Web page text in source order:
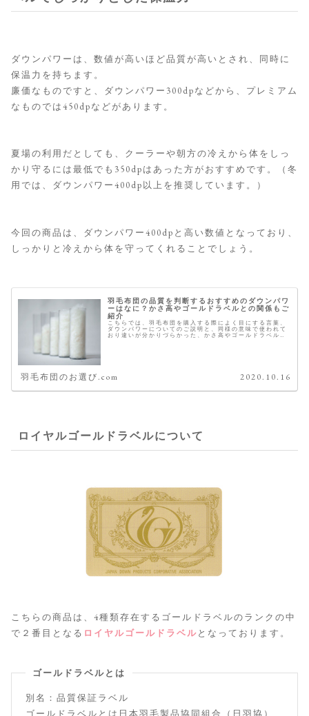
ダウンパワーは、数値が高いほど品質が高いとされ、同時に
保温力を持ちます。
廉価なものですと、ダウンパワー300dpなどから、プレミアム
なものでは450dpなどがあります。
夏場の利用だとしても、クーラーや朝方の冷えから体をしっ
かり守るには最低でも350dpはあった方がおすすめです。（冬
用では、ダウンパワー400dp以上を推奨しています。）
今回の商品は、ダウンパワー400dpと高い数値となっており、
しっかりと冷えから体を守ってくれることでしょう。
羽毛布団の品質を判断するおすすめのダウンパワ
ーはなに？かさ高やゴールドラベルとの関係もご
紹介
こちらでは、羽毛布団を購入する際によく目にする言葉、
ダウンパワーについてのご説明と、同様の意味で使われて
おり違いが分かりづらかった、かさ高やゴールドラベルと
羽毛布団のお選び.com 2020.10.16
ロイヤルゴールドラベルについて
こちらの商品は、4種類存在するゴールドラベルのランクの中
で２番目となる ロイヤルゴールドラベルとなっております。
ゴールドラベルとは
別名：品質保証ラベル
ゴールドラベルとは日本羽毛製品協同組合（日羽協）